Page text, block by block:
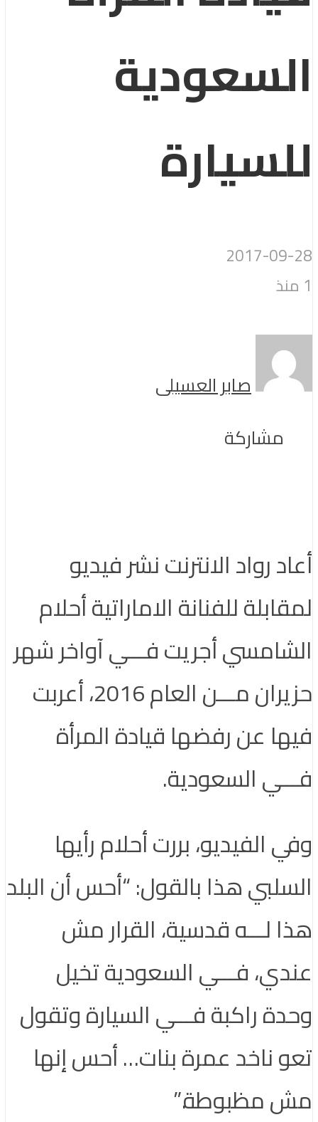
السعودية
للسيارة
2017-09-28
1 منذ
صابر العسيلى
مشاركة
أعاد رواد الانترنت نشر فيديو
لمقابلة للفنانة الاماراتية أحلام
الشامسي أجريت فـــي آواخر شهر
حزيران مـــن العام 2016، أعربت
فيها عن رفضها قيادة المرأة
فـــي السعودية.
وفي الفيديو، بررت أحلام رأيها
السلبي هذا بالقول: “أحس أن البلد
هذا لـــه قدسية، القرار مش
عندي، فـــي السعودية تخيل
وحدة راكبة فـــي السيارة وتقول
تعو ناخد عمرة بنات… أحس إنها
مش مظبوطة.”